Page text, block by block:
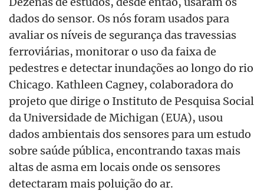
dados do sensor. Os nós foram usados para
avaliar os níveis de segurança das travessias
ferroviárias, monitorar o uso da faixa de
pedestres e detectar inundações ao longo do rio
Chicago. Kathleen Cagney, colaboradora do
projeto que dirige o Instituto de Pesquisa Social
da Universidade de Michigan (EUA), usou
dados ambientais dos sensores para um estudo
sobre saúde pública, encontrando taxas mais
altas de asma em locais onde os sensores
detectaram mais poluição do ar.